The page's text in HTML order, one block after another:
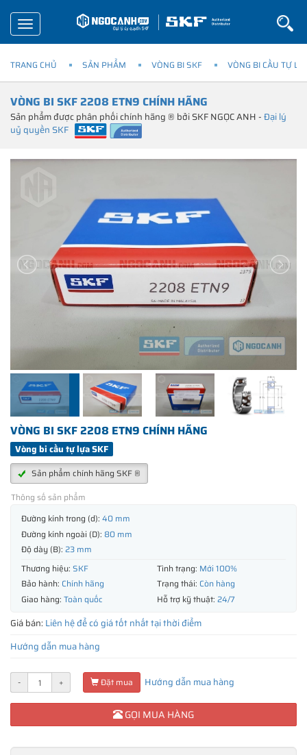
Toggle
navigation
TRANG CHỦ SẢN PHẨM VÒNG BI SKF VÒNG BI CẦU TỰ
VÒNG BI SKF 2208 ETN9 CHÍNH HÃNG
Sản phẩm được phân phối chính hãng ® bởi SKF NGỌC ANH -Đại lý
uỷ quyền SKF
VÒNG BI SKF 2208 ETN9 CHÍNH HÃNG
Vòng bi cầu tự lựa SKF
Sản phẩm chính hãng SKF ®
Thông số sản phẩm
Đường kính trong (d): 40 mm
Đường kính ngoài (D): 80 mm
Độ dày (B): 23 mm
Thương hiệu: SKF Tình trạng: Mới 100%
Bảo hành: Chính hãng Trạng thái: Còn hàng
Giao hàng: Toàn quốc Hỗ trợ kỹ thuật: 24/7
Giá bán: Liên hệ để có giá tốt nhất tại thời điểm
Hướng dẫn mua hàng
- + Đặt mua Hướng dẫn mua hàng
GỌI MUA HÀNG